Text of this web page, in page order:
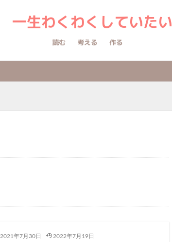
一生わくわくしていたい
読む 考える 作る
2021年7月30日 2022年7月19日